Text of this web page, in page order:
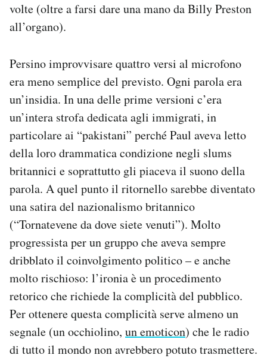
volte (oltre a farsi dare una mano da Billy Preston
all’organo).
Persino improvvisare quattro versi al microfono
era meno semplice del previsto. Ogni parola era
un’insidia. In una delle prime versioni c’era
un’intera strofa dedicata agli immigrati, in
particolare ai “pakistani” perché Paul aveva letto
della loro drammatica condizione negli slums
britannici e soprattutto gli piaceva il suono della
parola. A quel punto il ritornello sarebbe diventato
una satira del nazionalismo britannico
(“Tornatevene da dove siete venuti”). Molto
progressista per un gruppo che aveva sempre
dribblato il coinvolgimento politico – e anche
molto rischioso: l’ironia è un procedimento
retorico che richiede la complicità del pubblico.
Per ottenere questa complicità serve almeno un
segnale (un occhiolino, un emoticon) che le radio
di tutto il mondo non avrebbero potuto trasmettere.